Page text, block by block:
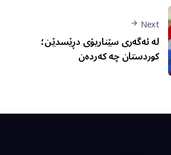
Next
لە ئەگەری سێناریۆی دڕێسدێن؛
کوردستان چە کەردەن